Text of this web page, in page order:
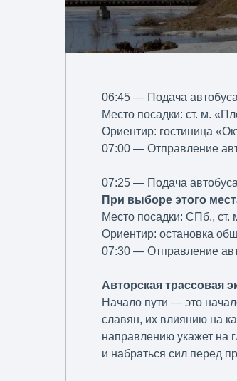
06:45 — Подача
Место посадки: ст. м.
Ориентир: гостиница
07:00 — Отправление
07:25 — Подача
При выборе этого
Место посадки: СПб.,
Ориентир: остановка
07:30 — Отправление
Авторская трассовая
Начало пути — это
славян, их влиянию на
направлению укажет на
и набраться сил перед